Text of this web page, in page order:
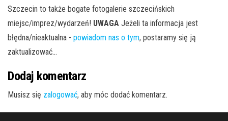
Szczecin to także bogate fotogalerie szczecińskich
miejsc/imprez/wydarzeń! UWAGA Jeżeli ta informacja jest
błędna/nieaktualna - powiadom nas o tym, postaramy się ją
zaktualizować...
Dodaj komentarz
Musisz się zalogować, aby móc dodać komentarz.